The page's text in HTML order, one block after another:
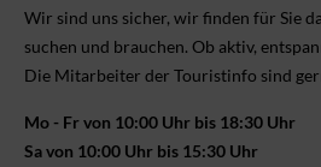
Wir sind uns sicher, wir finden für Sie
suchen und brauchen. Ob aktiv,
Die Mitarbeiter der Touristinfo sind
Mo - Fr von 10:00 Uhr bis 18:30 Uhr
Sa von 10:00 Uhr bis 15:30 Uhr